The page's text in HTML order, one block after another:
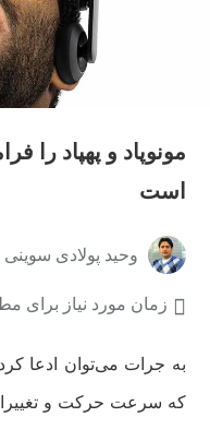
است
وحید پولادی سوینی
زمان مورد نیاز برای مطالعه:
به جرات می‌توان ادعا
که سرعت حرکت و تغییرات